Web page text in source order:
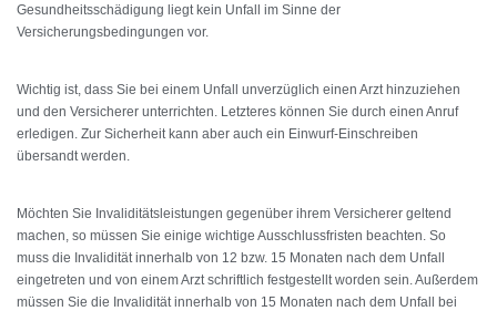
Gesundheitsschädigung liegt kein Unfall im Sinne der
Versicherungsbedingungen vor.
Wichtig ist, dass Sie bei einem Unfall unverzüglich einen Arzt hinzuziehen
und den Versicherer unterrichten. Letzteres können Sie durch einen Anruf
erledigen. Zur Sicherheit kann aber auch ein Einwurf-Einschreiben
übersandt werden.
Möchten Sie Invaliditätsleistungen gegenüber ihrem Versicherer geltend
machen, so müssen Sie einige wichtige Ausschlussfristen beachten. So
muss die Invalidität innerhalb von 12 bzw. 15 Monaten nach dem Unfall
eingetreten und von einem Arzt schriftlich festgestellt worden sein. Außerdem
müssen Sie die Invalidität innerhalb von 15 Monaten nach dem Unfall bei